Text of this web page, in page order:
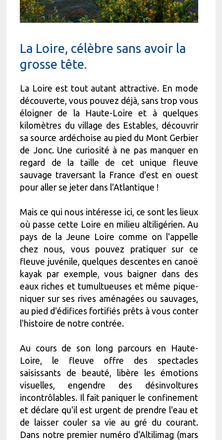
La Loire, célèbre sans avoir la
grosse tête.
La Loire est tout autant attractive. En mode
découverte, vous pouvez déjà, sans trop vous
éloigner de la Haute-Loire et à quelques
kilomètres du village des Estables, découvrir
sa source ardéchoise au pied du Mont Gerbier
de Jonc. Une curiosité à ne pas manquer en
regard de la taille de cet unique fleuve
sauvage traversant la France d'est en ouest
pour aller se jeter dans l'Atlantique !
Mais ce qui nous intéresse ici, ce sont les lieux
où passe cette Loire en milieu altiligérien. Au
pays de la Jeune Loire comme on l'appelle
chez nous, vous pouvez pratiquer sur ce
fleuve juvénile, quelques descentes en canoë
kayak par exemple, vous baigner dans des
eaux riches et tumultueuses et même pique-
niquer sur ses rives aménagées ou sauvages,
au pied d'édifices fortifiés prêts à vous conter
l'histoire de notre contrée.
Au cours de son long parcours en Haute-
Loire, le fleuve offre des spectacles
saisissants de beauté, libère les émotions
visuelles, engendre des désinvoltures
incontrôlables. Il fait paniquer le confinement
et déclare qu'il est urgent de prendre l'eau et
de laisser couler sa vie au gré du courant.
Dans notre premier numéro d'Altilimag (mars